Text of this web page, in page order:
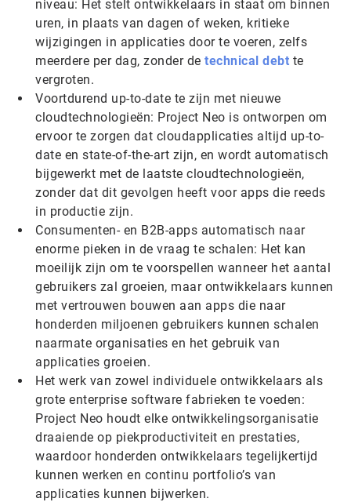
niveau: Het stelt ontwikkelaars in staat om binnen
uren, in plaats van dagen of weken, kritieke
wijzigingen in applicaties door te voeren, zelfs
meerdere per dag, zonder de technical debt te
vergroten.
Voortdurend up-to-date te zijn met nieuwe
cloudtechnologieën: Project Neo is ontworpen om
ervoor te zorgen dat cloudapplicaties altijd up-to-
date en state-of-the-art zijn, en wordt automatisch
bijgewerkt met de laatste cloudtechnologieën,
zonder dat dit gevolgen heeft voor apps die reeds
in productie zijn.
Consumenten- en B2B-apps automatisch naar
enorme pieken in de vraag te schalen: Het kan
moeilijk zijn om te voorspellen wanneer het aantal
gebruikers zal groeien, maar ontwikkelaars kunnen
met vertrouwen bouwen aan apps die naar
honderden miljoenen gebruikers kunnen schalen
naarmate organisaties en het gebruik van
applicaties groeien.
Het werk van zowel individuele ontwikkelaars als
grote enterprise software fabrieken te voeden:
Project Neo houdt elke ontwikkelingsorganisatie
draaiende op piekproductiviteit en prestaties,
waardoor honderden ontwikkelaars tegelijkertijd
kunnen werken en continu portfolio’s van
applicaties kunnen bijwerken.